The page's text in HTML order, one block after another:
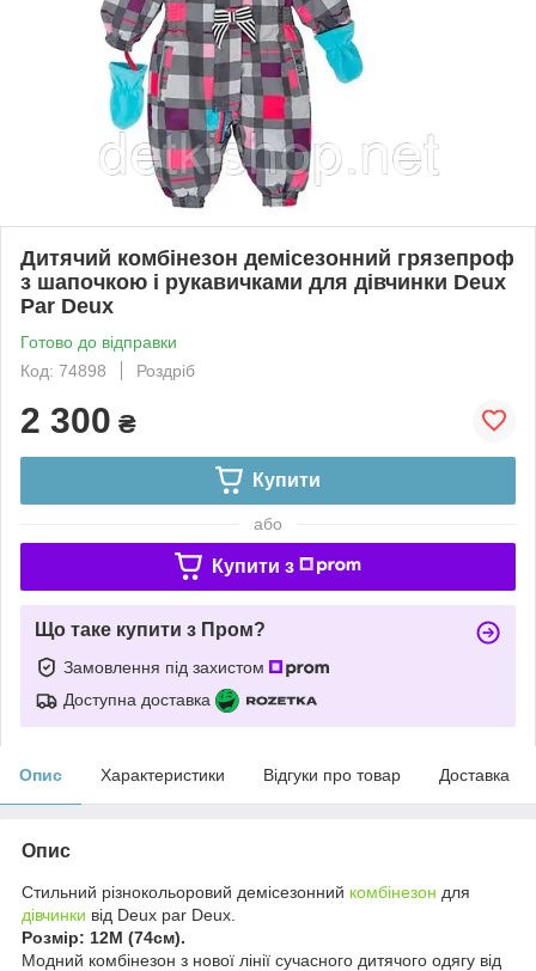
Дитячий комбінезон демісезонний грязепроф
з шапочкою і рукавичками для дівчинки Deux
Par Deux
Готово до відправки
Код: 74898
Роздріб
2 300 ₴
Купити
або
Купити з
Що таке купити з Пром?
Замовлення під захистом
Доступна доставка
Опис Характеристики Відгуки про товар Доставка
Опис
Стильний різнокольоровий демісезонний комбінезон для
дівчинки від Deux par Deux.
Розмір: 12М (74см).
Модний комбінезон з нової лінії сучасного дитячого одягу від